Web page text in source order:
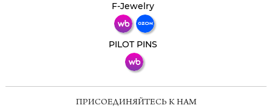
F-Jewelry
PILOT PINS
ПРИСОЕДИНЯЙТЕСЬ К НАМ